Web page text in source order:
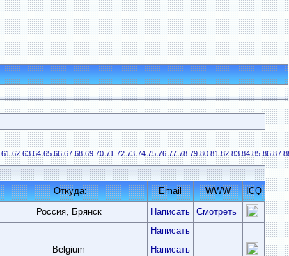
61 62 63 64 65 66 67 68 69 70 71 72 73 74 75 76 77 78 79 80 81 82 83 84 85 86 87
Откуда: Email WWW
ICQ
Россия, Брянск Написать Смотреть
Написать
Belgium Написать